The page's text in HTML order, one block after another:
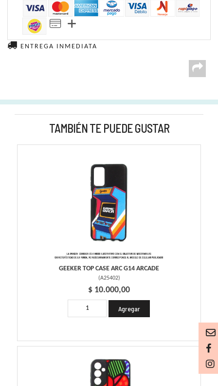
ENTREGA INMEDIATA
TAMBIÉN TE PUEDE GUSTAR
GEEKER TOP CASE ARC G14 ARCADE
(A25402)
$ 10.000,00